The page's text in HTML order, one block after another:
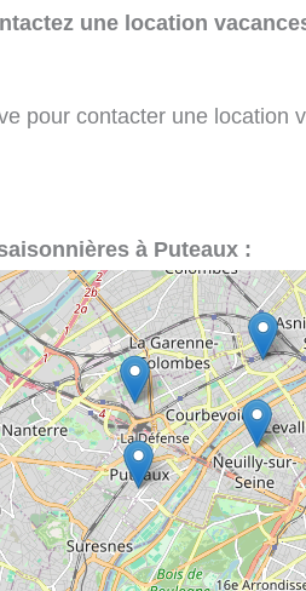
une location
pour contacter une location
à Puteaux :